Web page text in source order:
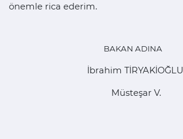
önemle rica ederim.
BAKAN ADINA
İbrahim TİRYAKİOĞLU
Müsteşar V.